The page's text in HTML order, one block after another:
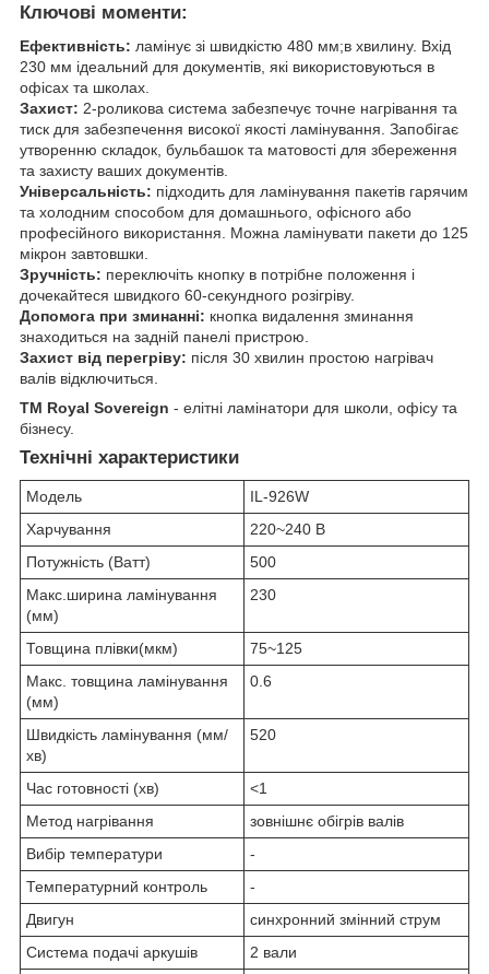
Ключові моменти:
Ефективність: ламінує зі швидкістю 480 мм;в хвилину. Вхід
230 мм ідеальний для документів, які використовуються в
офісах та школах.
Захист: 2-роликова система забезпечує точне нагрівання та
тиск для забезпечення високої якості ламінування. Запобігає
утворенню складок, бульбашок та матовості для збереження
та захисту ваших документів.
Універсальність: підходить для ламінування пакетів гарячим
та холодним способом для домашнього, офісного або
професійного використання. Можна ламінувати пакети до 125
мікрон завтовшки.
Зручність: переключіть кнопку в потрібне положення і
дочекайтеся швидкого 60-секундного розігріву.
Допомога при зминанні: кнопка видалення зминання
знаходиться на задній панелі пристрою.
Захист від перегріву: після 30 хвилин простою нагрівач
валів відключиться.
ТМ Royal Sovereign - елітні ламінатори для школи, офісу та
бізнесу.
Технічні характеристики
Модель
IL-926W
Харчування
220~240 В
Потужність (Ватт)
500
Макс.ширина ламінування
(мм)
230
Товщина плівки(мкм)
75~125
Макс. товщина ламінування
(мм)
0.6
Швидкість ламінування (мм/
хв)
520
Час готовності (хв)
<1
Метод нагрівання
зовнішнє обігрів валів
Вибір температури
-
Температурний контроль
-
Двигун
синхронний змінний струм
Система подачі аркушів
2 вали